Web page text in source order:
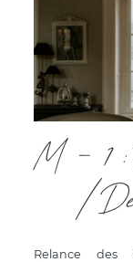
M - 1 :
/
Relance des